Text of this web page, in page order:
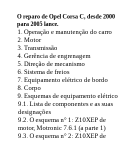
O reparo de Opel Corsa C, desde 2000
para 2005 lance.
1. Operação e manutenção do carro
2. Motor
3. Transmissão
4. Gerência de engrenagem
5. Direção de mecanismo
6. Sistema de freios
7. Equipamento elétrico de bordo
8. Corpo
9. Esquemas de equipamento elétrico
9.1. Lista de componentes e as suas
designações
9.2. O esquema n° 1: Z10XEP de
motor, Motronic 7.6.1 (a parte 1)
9.3. O esquema n° 2: Z10XEP de